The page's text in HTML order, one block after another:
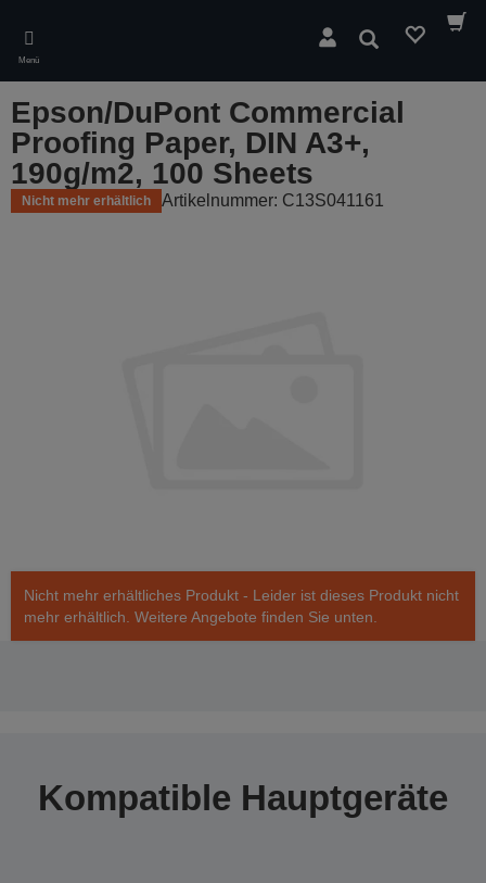
main
content
Menü
Suchen
Epson/DuPont Commercial
Proofing Paper, DIN A3+,
190g/m2, 100 Sheets
Nicht mehr erhältlich Artikelnummer: C13S041161
Nicht mehr erhältliches Produkt - Leider ist dieses Produkt nicht
mehr erhältlich. Weitere Angebote finden Sie unten.
Kompatible Hauptgeräte